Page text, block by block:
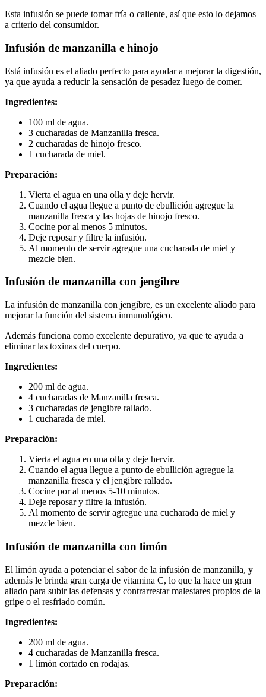
Esta infusión se puede tomar fría o caliente, así que esto lo dejamos
a criterio del consumidor.
Infusión de manzanilla e hinojo
Está infusión es el aliado perfecto para ayudar a mejorar la digestión,
ya que ayuda a reducir la sensación de pesadez luego de comer.
Ingredientes:
100 ml de agua.
3 cucharadas de Manzanilla fresca.
2 cucharadas de hinojo fresco.
1 cucharada de miel.
Preparación:
Vierta el agua en una olla y deje hervir.
Cuando el agua llegue a punto de ebullición agregue la
manzanilla fresca y las hojas de hinojo fresco.
Cocine por al menos 5 minutos.
Deje reposar y filtre la infusión.
Al momento de servir agregue una cucharada de miel y
mezcle bien.
Infusión de manzanilla con jengibre
La infusión de manzanilla con jengibre, es un excelente aliado para
mejorar la función del sistema inmunológico.
Además funciona como excelente depurativo, ya que te ayuda a
eliminar las toxinas del cuerpo.
Ingredientes:
200 ml de agua.
4 cucharadas de Manzanilla fresca.
3 cucharadas de jengibre rallado.
1 cucharada de miel.
Preparación:
Vierta el agua en una olla y deje hervir.
Cuando el agua llegue a punto de ebullición agregue la
manzanilla fresca y el jengibre rallado.
Cocine por al menos 5-10 minutos.
Deje reposar y filtre la infusión.
Al momento de servir agregue una cucharada de miel y
mezcle bien.
Infusión de manzanilla con limón
El limón ayuda a potenciar el sabor de la infusión de manzanilla, y
además le brinda gran carga de vitamina C, lo que la hace un gran
aliado para subir las defensas y contrarrestar malestares propios de la
gripe o el resfriado común.
Ingredientes:
200 ml de agua.
4 cucharadas de Manzanilla fresca.
1 limón cortado en rodajas.
Preparación: